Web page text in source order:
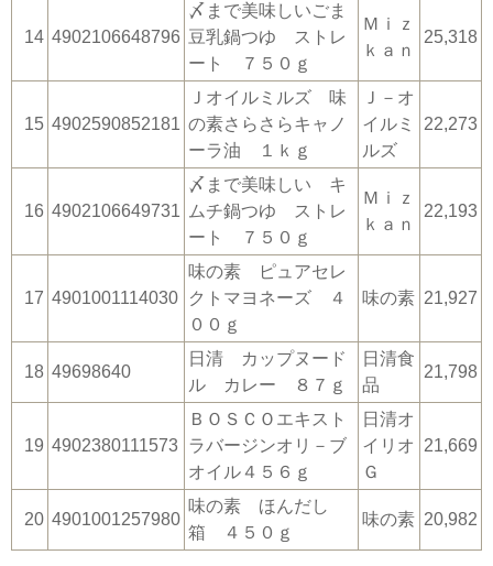
14 4902106648796
〆まで美味しいごま
豆乳鍋つゆ ストレ
ート ７５０ｇ
Ｍｉｚ
ｋａｎ
25,318
15 4902590852181
Ｊオイルミルズ 味
の素さらさらキャノ
ーラ油 １ｋｇ
Ｊ－オ
イルミ
ルズ
22,273
16 4902106649731
〆まで美味しい キ
ムチ鍋つゆ ストレ
ート ７５０ｇ
Ｍｉｚ
ｋａｎ
22,193
17 4901001114030
味の素 ピュアセレ
クトマヨネーズ ４
００ｇ
味の素 21,927
18 49698640
日清 カップヌード
ル カレー ８７ｇ
日清食
品
21,798
19 4902380111573
ＢＯＳＣＯエキスト
ラバージンオリ－ブ
オイル４５６ｇ
日清オ
イリオ
Ｇ
21,669
20 4901001257980
味の素 ほんだし
箱 ４５０ｇ
味の素 20,982